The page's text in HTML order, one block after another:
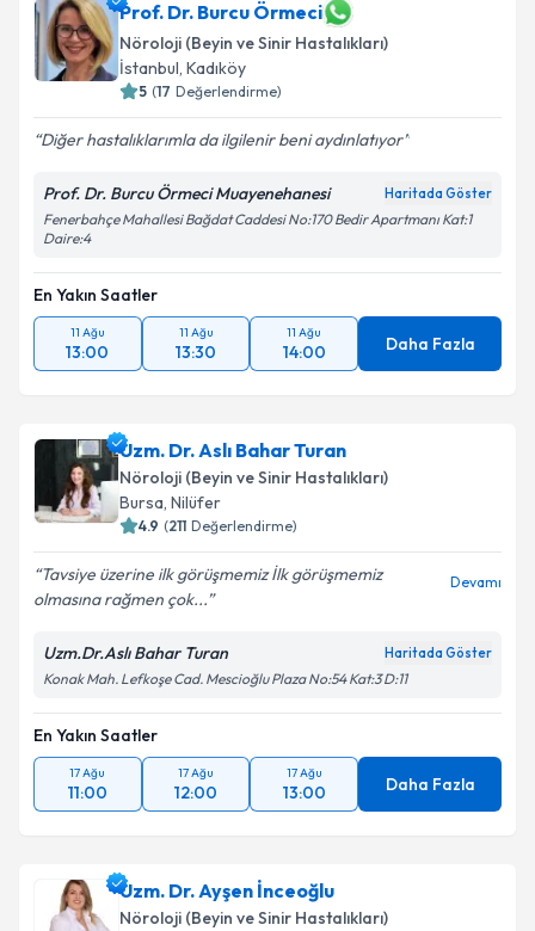
Prof. Dr. Burcu Örmeci
Nöroloji (Beyin ve Sinir Hastalıkları)
İstanbul, Kadıköy
5 (17 Değerlendirme)
Diğer hastalıklarımla da ilgilenir beni aydınlatıyor
Prof. Dr. Burcu Örmeci Muayenehanesi Haritada Göster
Fenerbahçe Mahallesi Bağdat Caddesi No:170 Bedir Apartmanı Kat:1
Daire:4
En Yakın Saatler
11 Ağu
13:00
11 Ağu
13:30
11 Ağu
14:00 Daha Fazla
Uzm. Dr. Aslı Bahar Turan
Nöroloji (Beyin ve Sinir Hastalıkları)
Bursa, Nilüfer
4.9 (211 Değerlendirme)
Tavsiye üzerine ilk görüşmemiz İlk görüşmemiz
olmasına rağmen çok...
Devamı
Uzm.Dr.Aslı Bahar Turan Haritada Göster
Konak Mah. Lefkoşe Cad. Mescioğlu Plaza No:54 Kat:3 D:11
En Yakın Saatler
17 Ağu
11:00
17 Ağu
12:00
17 Ağu
13:00 Daha Fazla
Uzm. Dr. Ayşen İnceoğlu
Nöroloji (Beyin ve Sinir Hastalıkları)